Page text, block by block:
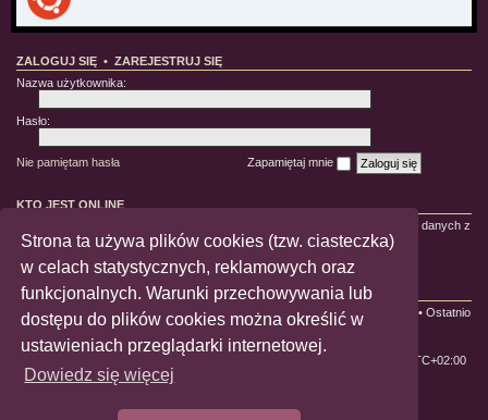
Strona ta używa plików cookies (tzw. ciasteczka)
w celach statystycznych, reklamowych oraz
funkcjonalnych. Warunki przechowywania lub
dostępu do plików cookies można określić w
ustawieniach przeglądarki internetowej.
Dowiedz się więcej
ZALOGUJ SIĘ • ZAREJESTRUJ SIĘ
Nazwa użytkownika:
Hasło:
Nie pamiętam hasła Zapamiętaj mnie
KTO JEST ONLINE
użytkowników online :: 3 zarejestrowanych, 0 ukrytych i 9 gości (wg danych z
ostatnich 5 minut)
STATYSTYKI
Liczba postów:
228696 • Liczba tematów: 650• Liczba użytkowników:
• Ostatnio
zarejestrowany użytkownik:jmcoura
UTC+02:00